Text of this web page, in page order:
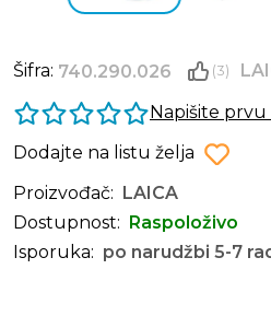
Šifra: 740.290.026 (3)
Napišite
Dodajte na listu želja
Proizvođač:
LAICA
Dostupnost:
Raspoloživo
Isporuka: po narudžbi 5-7